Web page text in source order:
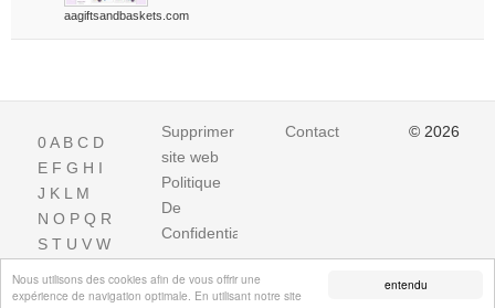
entendu
Nous utilisons des cookies afin de vous offrir une
expérience de navigation optimale. En utilisant notre site
aagiftsandbaskets.com
0A B C D
E F G H I
J K L M
N O P Q R
S T U V W
Supprimer
site web
Politique
De
Confidentialite
Contact © 2026